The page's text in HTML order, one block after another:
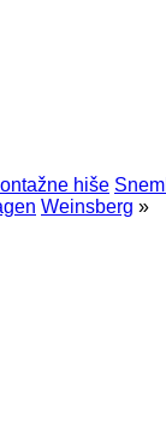
hiše
Weinsberg »